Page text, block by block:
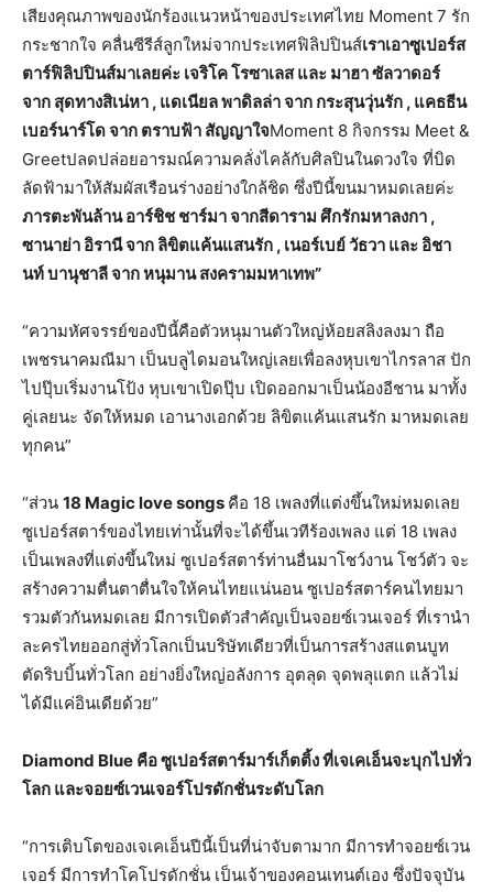
เสียงคุณภาพของนักร้องแนวหน้าของประเทศไทย Moment 7 รัก
กระชากใจ คลื่นซีรีส์ลูกใหม่จากประเทศฟิลิปปินส์เราเอาซูเปอร์ส
ตาร์ฟิลิปปินส์มาเลยค่ะ เจริโค โรซาเลส และ มาฮา ซัลวาดอร์
จาก สุดทางสิเน่หา , แดเนียล พาดิลล่า จาก กระสุนวุ่นรัก , แคธธีน
เบอร์นาร์โด จาก ตราบฟ้า สัญญาใจMoment 8 กิจกรรม Meet &
Greetปลดปล่อยอารมณ์ความคลั่งไคล้กับศิลปินในดวงใจ ที่บิด
ลัดฟ้ามาให้สัมผัสเรือนร่างอย่างใกล้ชิด ซึ่งปีนี้ขนมาหมดเลยค่ะ
ภารตะพันล้าน อาร์ชิช ชาร์มา จากสีดาราม ศึกรักมหาลงกา ,
ซานาย่า อิรานี จาก ลิขิตแค้นแสนรัก , เนอร์เบย์ วัธวา และ อิชา
นท์ บานุชาลี จาก หนุมาน สงครามมหาเทพ”
“ความหัศจรรย์ของปีนี้คือตัวหนุมานตัวใหญ่ห้อยสลิงลงมา ถือ
เพชรนาคมณีมา เป็นบลูไดมอนใหญ่เลยเพื่อลงหุบเขาไกรลาส ปัก
ไปปุ๊บเริ่มงานโป้ง หุบเขาเปิดปุ๊บ เปิดออกมาเป็นน้องอีชาน มาทั้ง
คู่เลยนะ จัดให้หมด เอานางเอกด้วย ลิขิตแค้นแสนรัก มาหมดเลย
ทุกคน”
“ส่วน 18 Magic love songs คือ 18 เพลงที่แต่งขึ้นใหม่หมดเลย
ซูเปอร์สตาร์ของไทยเท่านั้นที่จะได้ขึ้นเวทีร้องเพลง แต่ 18 เพลง
เป็นเพลงที่แต่งขึ้นใหม่ ซูเปอร์สตาร์ท่านอื่นมาโชว์งาน โชว์ตัว จะ
สร้างความตื่นตาตื่นใจให้คนไทยแน่นอน ซูเปอร์สตาร์คนไทยมา
รวมตัวกันหมดเลย มีการเปิดตัวสำคัญเป็นจอยซ์เวนเจอร์ ที่เรานำ
ละครไทยออกสู่ทั่วโลกเป็นบริษัทเดียวที่เป็นการสร้างสแตนบูท
ตัดริบบิ้นทั่วโลก อย่างยิ่งใหญ่อลังการ อุตลุด จุดพลุแตก แล้วไม่
ได้มีแค่อินเดียด้วย”
Diamond Blue คือ ซูเปอร์สตาร์มาร์เก็ตติ้ง ที่เจเคเอ็นจะบุกไปทั่ว
โลก และจอยซ์เวนเจอร์โปรดักชั่นระดับโลก
“การเติบโตของเจเคเอ็นปีนี้เป็นที่น่าจับตามาก มีการทำจอยซ์เวน
เจอร์ มีการทำโคโปรดักชั่น เป็นเจ้าของคอนเทนต์เอง ซึ่งปัจจุบัน